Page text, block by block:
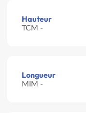
Hauteur
TCM -
Longueur
MIM -